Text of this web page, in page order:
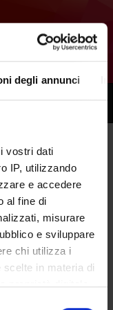
degli annunci
vostri dati
IP, utilizzando
e accedere
al fine di
misurare
e sviluppare
chi utilizza i
in materia di
proprietà digitale
Toggle
-
ed
-